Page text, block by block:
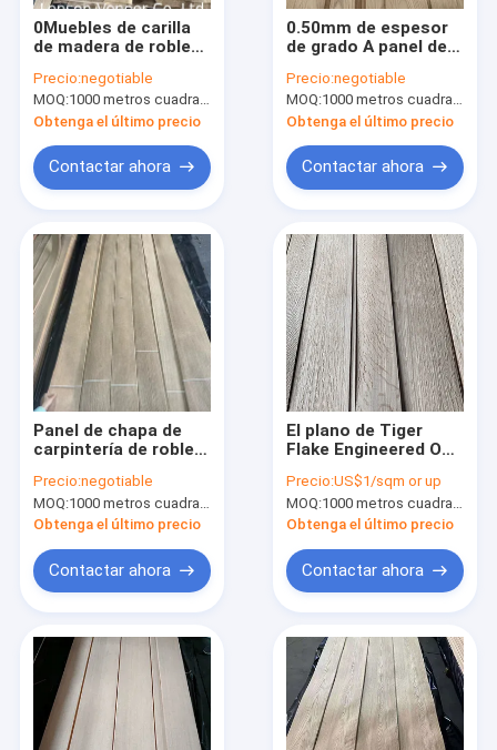
Productos
Sobre nosotros
0Muebles de carilla
de madera de roble
Grado AB ligera
ondulación
Precio:negotiable
MOQ:1000 metros cuadrados
Obtenga el último precio
Contactar ahora
0.50mm de espesor
de grado A panel de
roble blanco Puerta /
pared Decoración
Precio:negotiable
MOQ:1000 metros cuadrados
Obtenga el último precio
Contactar ahora
Panel de chapa de
carpintería de roble
Grado AA Cuarto de
corte espesor 0,45
mm
Precio:negotiable
MOQ:1000 metros cuadrados
Obtenga el último precio
Contactar ahora
El plano de Tiger
Flake Engineered Oak
muebles cortó la
longitud de los
250cm
Precio:US$1/sqm or up
MOQ:1000 metros cuadrados
Obtenga el último precio
Contactar ahora